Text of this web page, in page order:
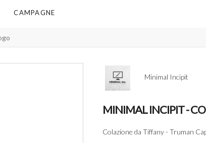
CAMPAGNE
Minimal Incipit
MINIMAL INCIPIT -
Colazione da Tiffany - Truman